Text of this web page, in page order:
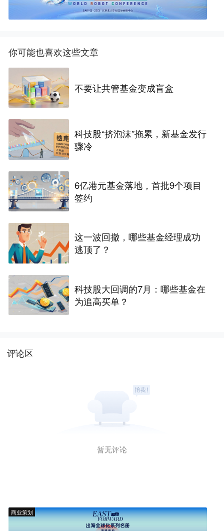
你可能也喜欢这些文章
不要让共管基金变成盲盒
科技股“挤泡沫”拖累，新基金发行
骤冷
6亿港元基金落地，首批9个项目
签约
这一波回撤，哪些基金经理成功
逃顶了？
科技股大回调的7月：哪些基金在
为追高买单？
评论区
暂无评论
商业策划